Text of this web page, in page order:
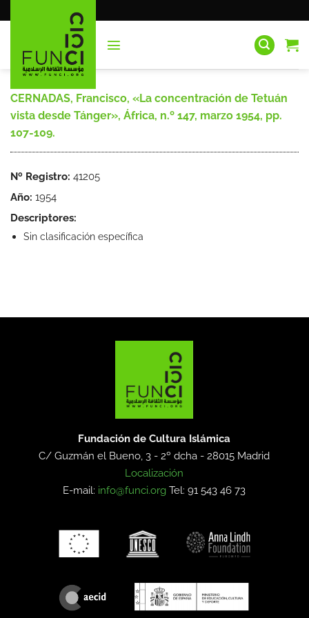
al
CERNADAS, Francisco, «La concentración de Tetuán
vista desde Tánger», África, n.º 147, marzo 1954, pp.
107-109.
Nº Registro: 41205
Año: 1954
Descriptores:
Sin clasificación específica
Fundación de Cultura Islámica
C/ Guzmán el Bueno, 3 - 2º dcha -28015 Madrid
Localización
E-mail: info@funci.org Tel: 91 543 46 73